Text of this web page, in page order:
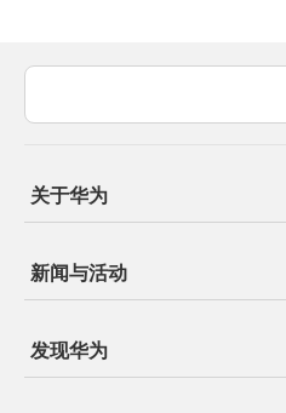
关于华为
新闻与活动
发现华为